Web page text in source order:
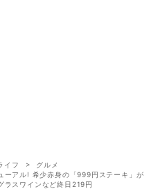
イフ
グルメ
ーアル! 希少赤身の「999円ステーキ」が
ラスワインなど終日219円